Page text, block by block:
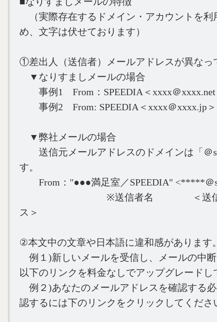
（実際存在するドメイン・アカウントを利
め、文字は伏せております）
①差出人（送信者）メールアドレスが異なっ
▼なりすましメールの場合
事例1 From：SPEEDIA＜xxxx＠xxxx.net
事例2 From: SPEEDIA＜xxxx＠xxxx.jp＞
▼弊社メールの場合
送信元メールアドレスのドメインは「＠
す。
From："●●●満足室／SPEEDIA" <*****＠
※送信者名 ＜送信元メ
ス＞
②本文中の文章や日本語に違和感があります
例１)新しいメールを受信し、メールの中
以下のリンクを料金なしでアップグレードし
例２)あなたのメールアドレスを確認する
認するには下のリンクをクリックしてくださ